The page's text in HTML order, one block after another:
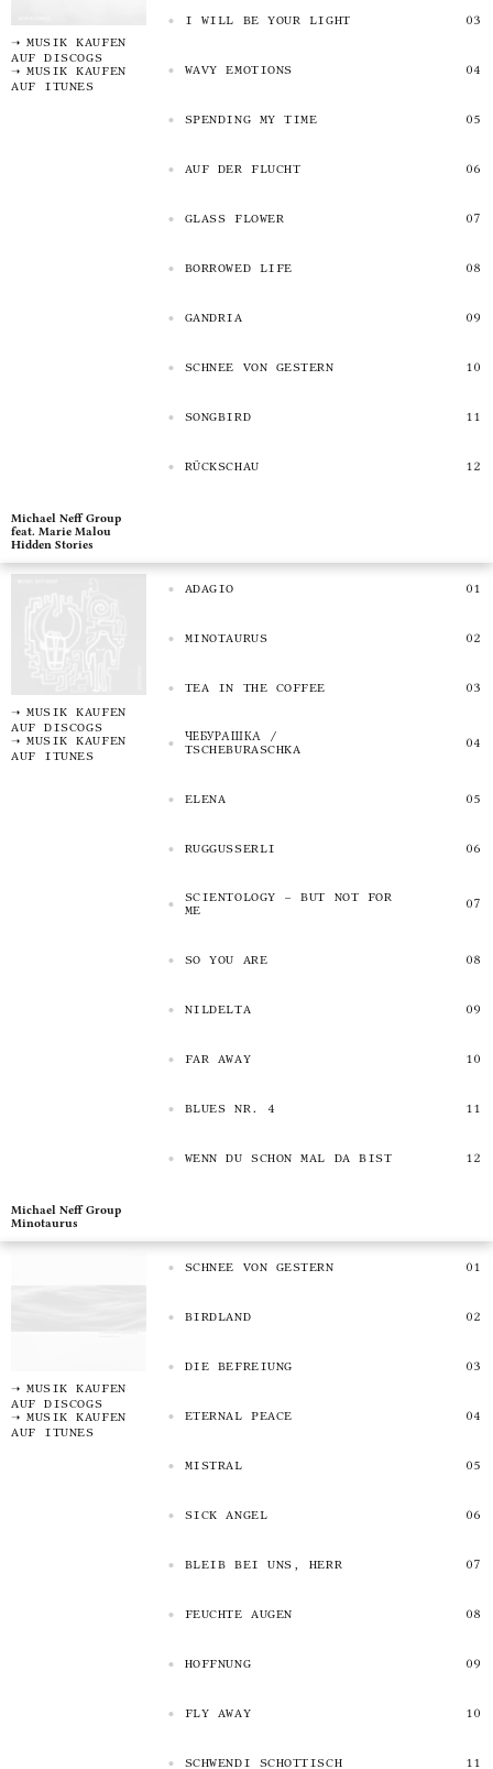
MUSIK KAUFEN
AUF DISCOGS
MUSIK KAUFEN
AUF ITUNES
Michael Neff Group
feat. Marie Malou
Hidden Stories
I WILL BE YOUR LIGHT
WAVY EMOTIONS
SPENDING MY TIME
AUF DER FLUCHT
GLASS FLOWER
BORROWED LIFE
GANDRIA
SCHNEE VON GESTERN
SONGBIRD
RÜCKSCHAU
MUSIK KAUFEN
AUF DISCOGS
MUSIK KAUFEN
AUF ITUNES
Michael Neff Group
Minotaurus
ADAGIO
MINOTAURUS
TEA IN THE COFFEE
ЧЕБУРАШКА /
TSCHEBURASCHKA
ELENA
RUGGUSSERLI
SCIENTOLOGY – BUT NOT FOR
ME
SO YOU ARE
NILDELTA
FAR AWAY
BLUES NR. 4
WENN DU SCHON MAL DA BIST
MUSIK KAUFEN
AUF DISCOGS
MUSIK KAUFEN
AUF ITUNES
SCHNEE VON GESTERN
BIRDLAND
DIE BEFREIUNG
ETERNAL PEACE
MISTRAL
SICK ANGEL
BLEIB BEI UNS, HERR
FEUCHTE AUGEN
HOFFNUNG
FLY AWAY
SCHWENDI SCHOTTISCH